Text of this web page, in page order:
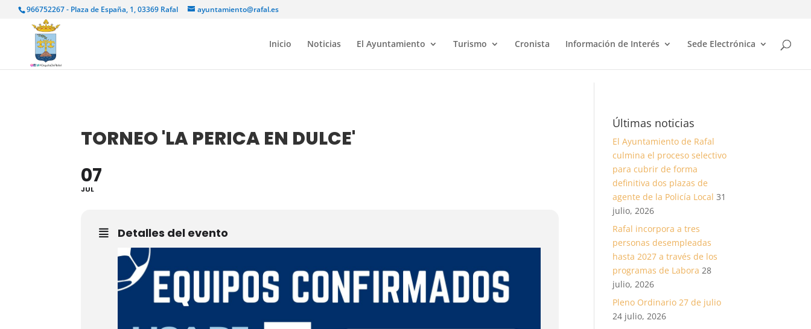
966752267 - Plaza de España, 1, 03369 Rafal ayuntamiento@rafal.es
Inicio Noticias El Ayuntamiento Turismo Cronista Información de Interés Sede Electrónica
TORNEO 'LA PERICA EN DULCE'
07
JUL
Detalles del evento
Últimas noticias
El Ayuntamiento de Rafal
culmina el proceso selectivo
para cubrir de forma
definitiva dos plazas de
agente de la Policía Local 31
julio, 2026
Rafal incorpora a tres
personas desempleadas
hasta 2027 a través de los
programas de Labora 28
julio, 2026
Pleno Ordinario 27 de julio
24 julio, 2026